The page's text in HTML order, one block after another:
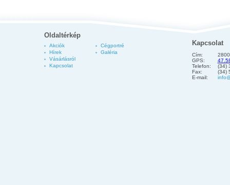
Oldaltérkép
Akciók
Hírek
Vásárlásról
Kapcsolat
Cégportré
Galéria
Kapcsolat
Cím:
GPS:
Telefon:
(34)
Fax:
(34)
E-mail: